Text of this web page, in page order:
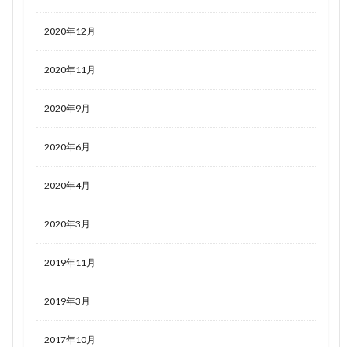
2020年12月
2020年11月
2020年9月
2020年6月
2020年4月
2020年3月
2019年11月
2019年3月
2017年10月